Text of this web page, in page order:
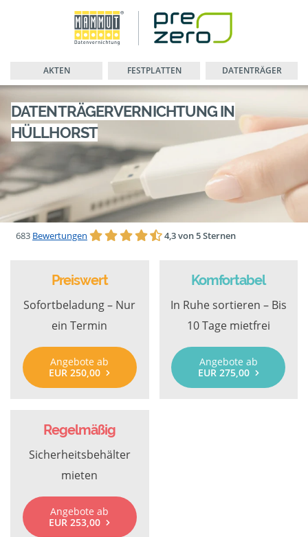
AKTEN FESTPLATTEN DATENTRÄGER
DATENTRÄGERVERNICHTUNG IN
HÜLLHORST
683 Bewertungen 4,3 von 5 Sternen
Preiswert
Sofortbeladung – Nur
ein Termin
Angebote ab
EUR 250,00
Komfortabel
In Ruhe sortieren – Bis
10 Tage mietfrei
Angebote ab
EUR 275,00
Regelmäßig
Sicherheitsbehälter
mieten
Angebote ab
EUR 253,00